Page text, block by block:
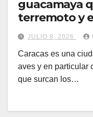
guacamaya
terremoto y
padres
JULIO 8, 2026
Caracas es una
aves y en particular
que surcan los…